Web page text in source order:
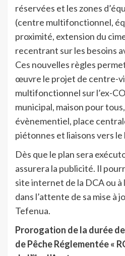
réservées et les zones
(centre multifonctionnel,
proximité, extension du
recentrant sur les besoins
Ces nouvelles règles
œuvre le projet de centre-
multifonctionnel sur l’ex-
municipal, maison pour
évènementiel, place
piétonnes et liaisons vers
Dès que le plan sera
assurera la publicité. Il
site internet de la DCA ou à
dans l’attente de sa mise à
Tefenua.
Prorogation de la durée
de Pêche Réglementée «